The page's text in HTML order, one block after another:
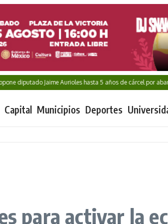
diputado Jaime Aurioles hasta 5 años de cárcel por
Capital Municipios Deportes
para activar la